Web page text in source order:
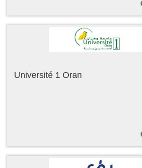
Université 1 Oran